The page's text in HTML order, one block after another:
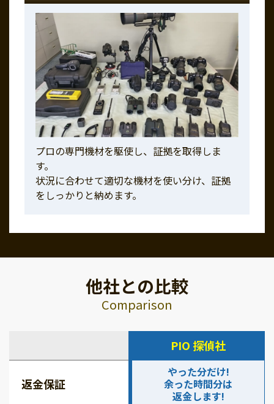
プロの専門機材を駆使し、証拠を取得しま
す。
状況に合わせて適切な機材を使い分け、証拠
をしっかりと納めます。
他社との比較
Comparison
PIO 探偵社
返金保証
やった分だけ!
余った時間分は
返金します!